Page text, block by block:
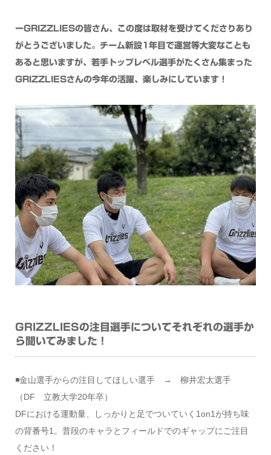
ーGRIZZLIESの皆さん、この度は取材を受けてくださりあり
がとうございました。チーム新設1年目で運営等大変なことも
あると思いますが、若手トップレベル選手がたくさん集まった
GRIZZLIESさんの今年の活躍、楽しみにしています！
GRIZZLIESの注目選手についてそれぞれの選手か
ら聞いてみました！
◾️金山選手からの注目してほしい選手 → 柳井宏太選手
（DF 立教大学20年卒）
DFにおける運動量、しっかりと足でついていく1on1が持ち味
の背番号1。普段のキャラとフィールドでのギャップにご注目
ください！